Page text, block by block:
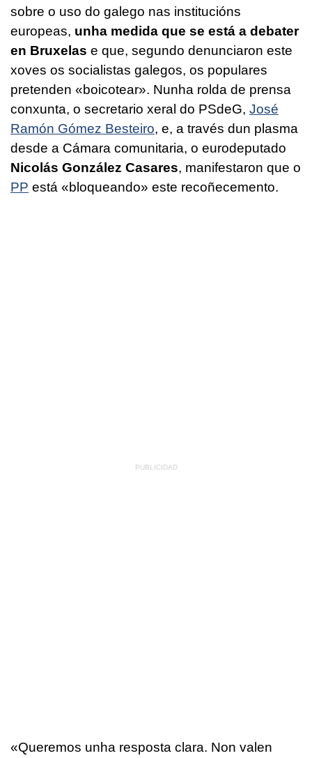
sobre o uso do galego nas institucións
europeas, unha medida que se está a debater
en Bruxelas e que, segundo denunciaron este
xoves os socialistas galegos, os populares
pretenden «boicotear». Nunha rolda de prensa
conxunta, o secretario xeral do PSdeG, José
Ramón Gómez Besteiro, e, a través dun plasma
desde a Cámara comunitaria, o eurodeputado
Nicolás González Casares, manifestaron que o
PP está «bloqueando» este recoñecemento.
«Queremos unha resposta clara. Non valen